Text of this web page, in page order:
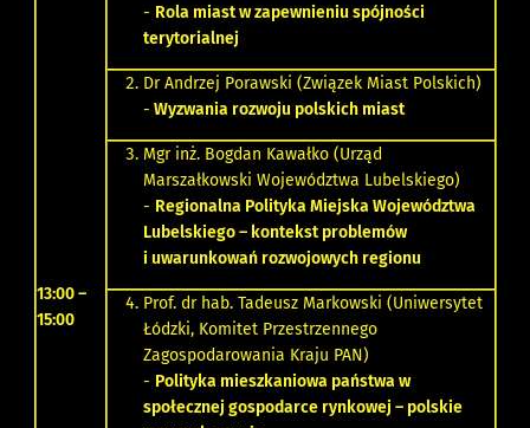
13:00 –
15:00
- Rola miast w zapewnieniu spójności
terytorialnej
Dr Andrzej Porawski (Związek Miast Polskich)
- Wyzwania rozwoju polskich miast
Mgr inż. Bogdan Kawałko (Urząd
Marszałkowski Województwa Lubelskiego)
- Regionalna Polityka Miejska Województwa
Lubelskiego – kontekst problemów
i uwarunkowań rozwojowych regionu
Prof. dr hab. Tadeusz Markowski (Uniwersytet
Łódzki, Komitet Przestrzennego
Zagospodarowania Kraju PAN)
- Polityka mieszkaniowa państwa w
społecznej gospodarce rynkowej – polskie